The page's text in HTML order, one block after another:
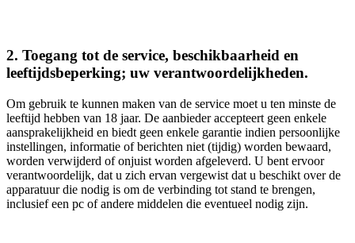
2. Toegang tot de service, beschikbaarheid en
leeftijdsbeperking; uw verantwoordelijkheden.
Om gebruik te kunnen maken van de service moet u ten minste de
leeftijd hebben van 18 jaar. De aanbieder accepteert geen enkele
aansprakelijkheid en biedt geen enkele garantie indien persoonlijke
instellingen, informatie of berichten niet (tijdig) worden bewaard,
worden verwijderd of onjuist worden afgeleverd. U bent ervoor
verantwoordelijk, dat u zich ervan vergewist dat u beschikt over de
apparatuur die nodig is om de verbinding tot stand te brengen,
inclusief een pc of andere middelen die eventueel nodig zijn.